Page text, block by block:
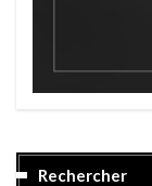
Rechercher